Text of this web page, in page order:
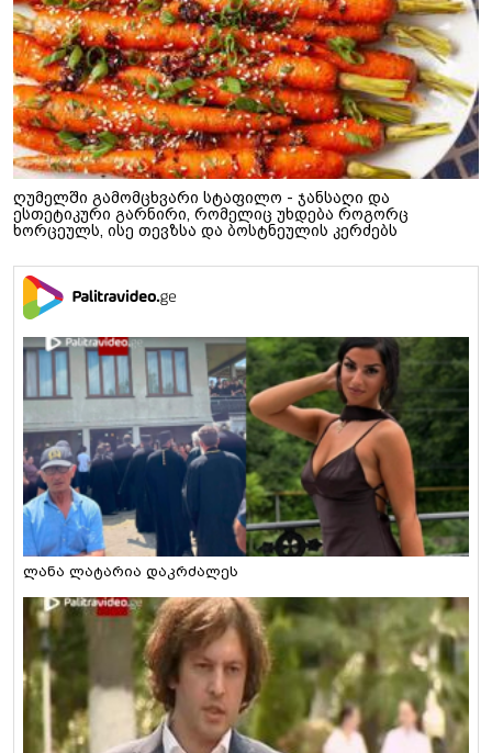
ღუმელში გამომცხვარი სტაფილო - ჯანსაღი და
ესთეტიკური გარნირი, რომელიც უხდება როგორც
ხორცეულს, ისე თევზსა და ბოსტნეულის კერძებს
ლანა ლატარია დაკრძალეს